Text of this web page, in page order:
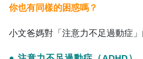
你也有同樣的困惑嗎？
小文爸媽對「注意力不足過動症」